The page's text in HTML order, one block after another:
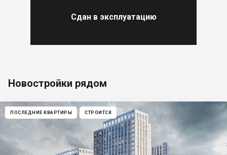
Сдан в эксплуатацию
Новостройки рядом
ПОСЛЕДНИЕ КВАРТИРЫ СТРОИТСЯ